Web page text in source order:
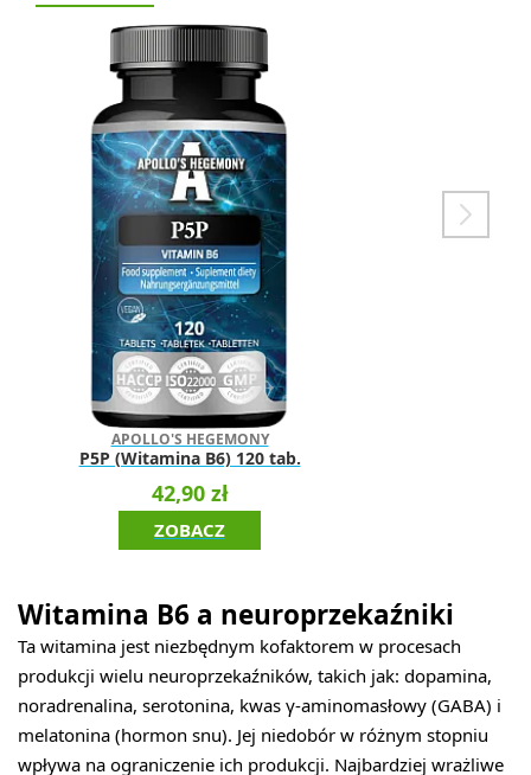
APOLLO'S HEGEMONY
P5P (Witamina B6) 120 tab.
42,90 zł
ZOBACZ
Witamina B6 a neuroprzekaźniki
Ta witamina jest niezbędnym kofaktorem w procesach
produkcji wielu neuroprzekaźników, takich jak: dopamina,
noradrenalina, serotonina, kwas γ-aminomasłowy (GABA) i
melatonina (hormon snu). Jej niedobór w różnym stopniu
wpływa na ograniczenie ich produkcji. Najbardziej wrażliwe